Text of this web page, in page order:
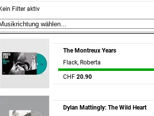
Filter aktiv
The Montreux Years
Flack, Roberta
CHF 20.90
Dylan Mattingly: The Wild Heart